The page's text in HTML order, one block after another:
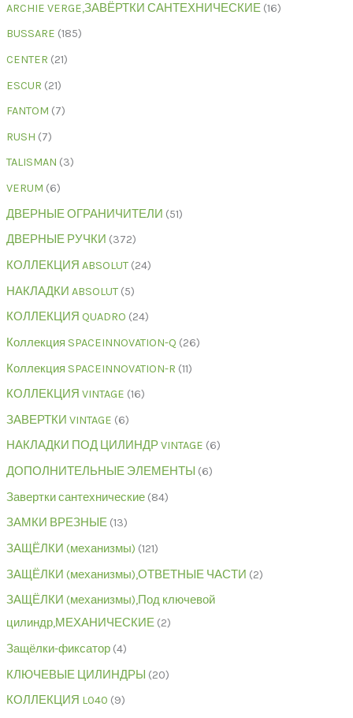
ARCHIE VERGE,ЗАВЁРТКИ САНТЕХНИЧЕСКИЕ 16
BUSSARE 185
CENTER 21
ESCUR 21
FANTOM 7
RUSH 7
TALISMAN 3
VERUM 6
ДВЕРНЫЕ ОГРАНИЧИТЕЛИ 51
ДВЕРНЫЕ РУЧКИ 372
КОЛЛЕКЦИЯ ABSOLUT 24
НАКЛАДКИ ABSOLUT 5
КОЛЛЕКЦИЯ QUADRO 24
Коллекция SPACEINNOVATION-Q 26
Коллекция SPACEINNOVATION-R 11
КОЛЛЕКЦИЯ VINTAGE 16
ЗАВЕРТКИ VINTAGE 6
НАКЛАДКИ ПОД ЦИЛИНДР VINTAGE 6
ДОПОЛНИТЕЛЬНЫЕ ЭЛЕМЕНТЫ
6
Завертки сантехнические 84
ЗАМКИ ВРЕЗНЫЕ 13
ЗАЩЁЛКИ (механизмы) 121
ЗАЩЁЛКИ (механизмы),ОТВЕТНЫЕ ЧАСТИ 2
ЗАЩЁЛКИ (механизмы),Под ключевой
цилиндр,МЕХАНИЧЕСКИЕ 2
Защёлки-фиксатор 4
КЛЮЧЕВЫЕ ЦИЛИНДРЫ
20
КОЛЛЕКЦИЯ L040 9